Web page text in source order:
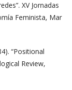
XV Jornadas
Feminista, Mar
“Positional
Review,